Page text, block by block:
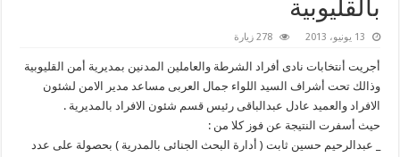
بالقليوبية
13 يونيو، 2013 278 زيارة
أجريت أنتخابات نادى أفراد الشرطة والعاملين المدنين بمديرية أمن القليوبية
وذالك تحت أشراف السيد اللواء جمال العربى مساعد مدير الامن لشئون
الافراد والعميد عادل عبدالباقى رئيس قسم شئون الافراد بالمديرية .
حيث أسفرت النتيجة عن فوز كلا من :
_ عبدالرحيم حسين ثابت ( أدارة البحث الجنائى بالمدرية ) بحصولة على عدد